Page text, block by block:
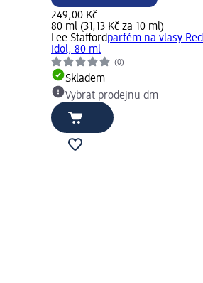
249,00 Kč
80 ml (31,13 Kč za 10 ml)
Lee Staffordparfém na vlasy Red
Idol, 80 ml
(0)
Skladem
Vybrat prodejnu dm